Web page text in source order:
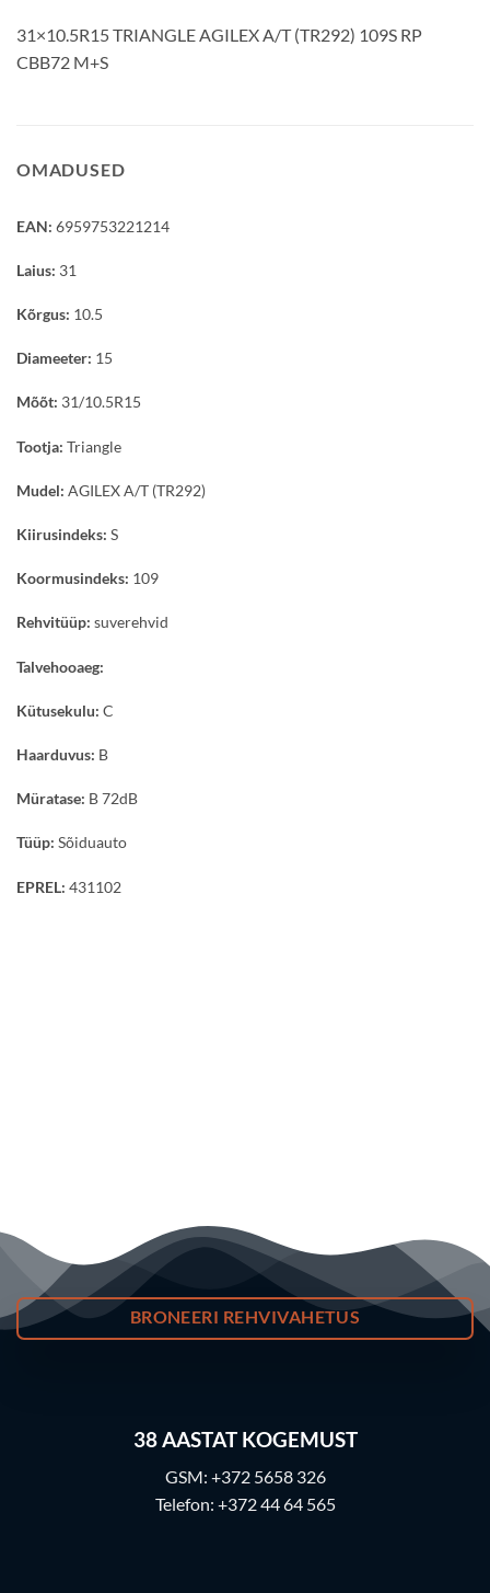
31×10.5R15 TRIANGLE AGILEX A/T (TR292) 109S RP
CBB72 M+S
OMADUSED
EAN: 6959753221214
Laius: 31
Kõrgus: 10.5
Diameeter: 15
Mõõt: 31/10.5R15
Tootja: Triangle
Mudel: AGILEX A/T (TR292)
Kiirusindeks: S
Koormusindeks: 109
Rehvitüüp: suverehvid
Talvehooaeg:
Kütusekulu: C
Haarduvus: B
Müratase: B 72dB
Tüüp: Sõiduauto
EPREL: 431102
BRONEERI REHVIVAHETUS
38AASTAT KOGEMUST
GSM: +372 5658 326
Telefon: +372 44 64 565